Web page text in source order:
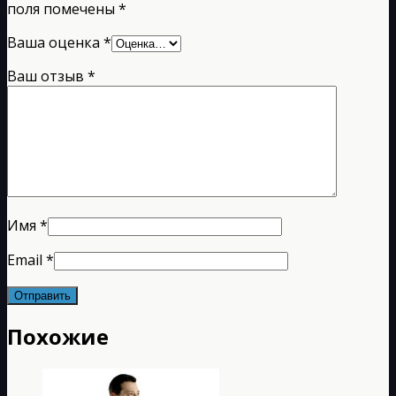
поля помечены *
Ваша оценка *
Ваш отзыв *
Имя *
Email *
Похожие